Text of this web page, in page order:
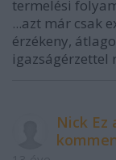
termelési
...azt már csak
érzékeny,
igazságérzettel
Nick Ez